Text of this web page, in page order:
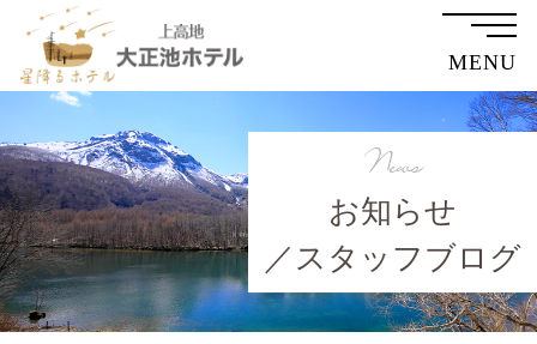
MENU
お知らせ
／スタッフブログ
News